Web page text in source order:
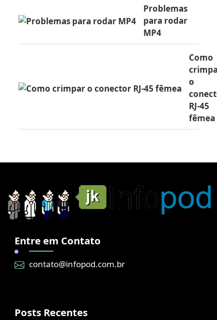
Problemas
para rodar
MP4
Como
o
RJ-45
fêmea
Entre em Contato
contato@infopod.com.br
Posts Recentes